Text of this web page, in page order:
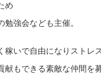
め
勉強会なども主催。
稼いで自由になりストレ
献もできる素敵な仲間を